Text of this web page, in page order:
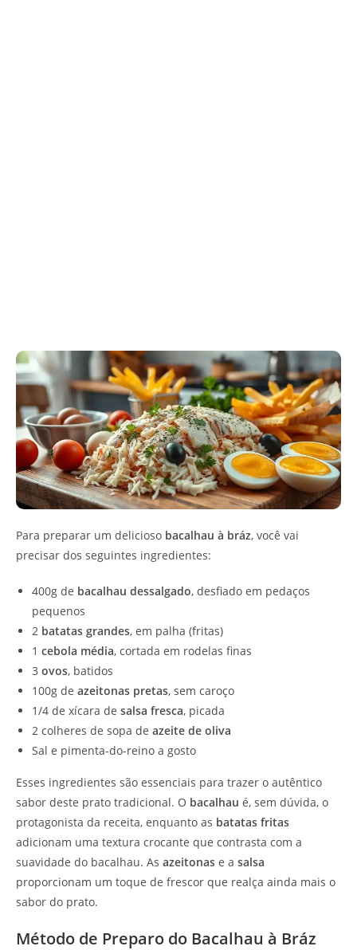
Para preparar um delicioso bacalhau à bráz, você vai
precisar dos seguintes ingredientes:
400g de bacalhau dessalgado, desfiado em pedaços
pequenos
2 batatas grandes, em palha (fritas)
1 cebola média, cortada em rodelas finas
3 ovos, batidos
100g de azeitonas pretas, sem caroço
1/4 de xícara de salsa fresca, picada
2 colheres de sopa de azeite de oliva
Sal e pimenta-do-reino a gosto
Esses ingredientes são essenciais para trazer o autêntico
sabor deste prato tradicional. O bacalhau é, sem dúvida, o
protagonista da receita, enquanto as batatas fritas
adicionam uma textura crocante que contrasta com a
suavidade do bacalhau. As azeitonas e a salsa
proporcionam um toque de frescor que realça ainda mais o
sabor do prato.
Método de Preparo do Bacalhau à Bráz